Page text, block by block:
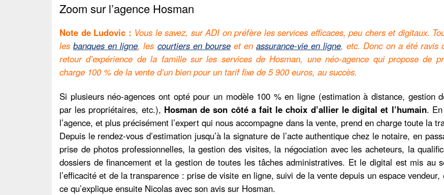
Zoom sur l’agence Hosman
Note de Ludovic : Vous le savez, sur ADI on préfère les services efficaces, peu chers et digitaux.
lesbanques en ligne, les courtiers en bourseet enassurance-vie en ligne, etc. Donc on a été ravis
retour d’expérience de la famille sur les services de Hosman, une néo-agence qui propose de
charge 100 % de la vente d’un bien pour un tarif fixe de 5 900 euros, au succès.
Si plusieurs néo-agences ont opté pour un modèle 100 % en ligne (estimation à distance, gestion
par les propriétaires, etc.), Hosman de son côté a fait le choix d’allier le digital et l’humain.
l’agence, et plus précisément l’expert qui nous accompagne dans la vente, prend en charge toute la
Depuis le rendez-vous d’estimation jusqu’à la signature de l’acte authentique chez le notaire, en
prise de photos professionnelles, la gestion des visites, la négociation avec les acheteurs, la
dossiers de financement et la gestion de toutes les tâches administratives. Et le digital est mis au
l’efficacité et de la transparence : prise de visite en ligne, suivi de la vente depuis un espace vendeur,
ce qu’explique ensuite Nicolas avec son avis sur Hosman.